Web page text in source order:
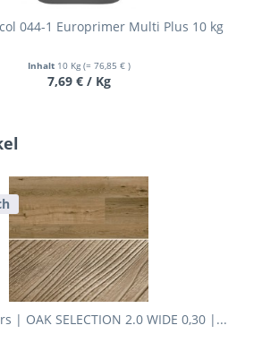
044-1 Europrimer Multi Plus 10 kg
Inhalt 10 Kg (= 76,85 € )
7,69 € / Kg
| OAK SELECTION 2.0 WIDE 0,30 |...